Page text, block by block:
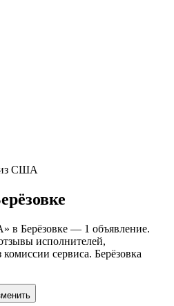
США
в Берёзовке — 1 объявление.
исполнителей,
сервиса. Берёзовка